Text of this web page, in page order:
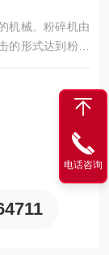
机械。粉碎机由
的形式达到粉碎
选程序。主要应
电话咨询